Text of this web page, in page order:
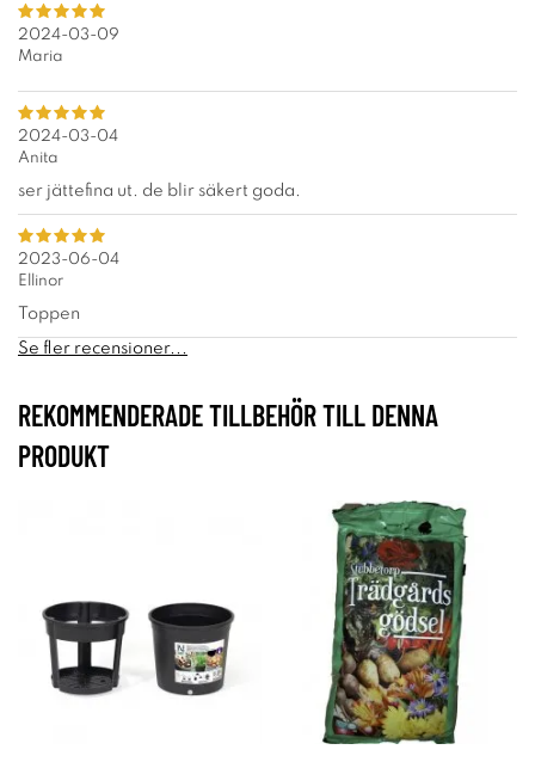
2024-03-09
Maria
2024-03-04
Anita
ser jättefina ut. de blir säkert goda.
2023-06-04
Ellinor
Toppen
Se fler recensioner...
REKOMMENDERADE TILLBEHÖR TILL DENNA
PRODUKT